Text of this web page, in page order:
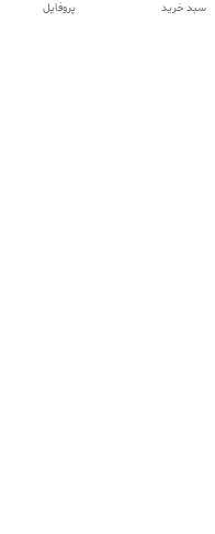
پروفایل سبد خرید